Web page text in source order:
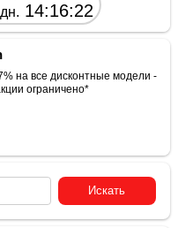
14:16:22
на все дисконтные модели -
ограничено*